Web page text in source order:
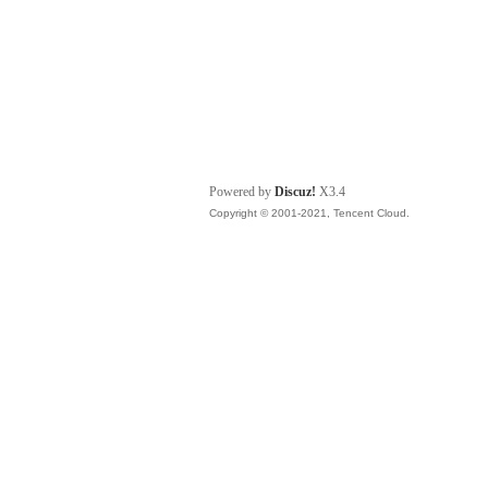
Powered by Discuz! X3.4
Copyright © 2001-2021, Tencent Cloud.